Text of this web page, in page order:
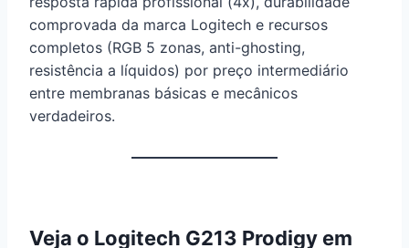
comprovada da marca Logitech e recursos
completos (RGB 5 zonas, anti-ghosting,
resistência a líquidos) por preço intermediário
entre membranas básicas e mecânicos
verdadeiros.
Veja o Logitech G213 Prodigy em